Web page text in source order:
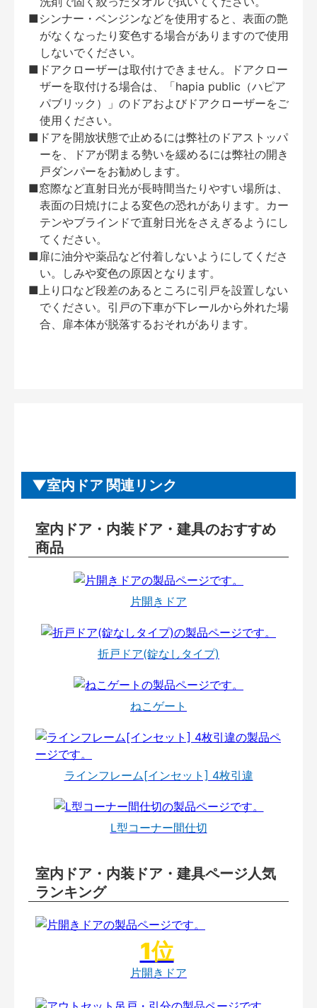
■シンナー・ベンジンなどを使用すると、表面の艶
がなくなったり変色する場合がありますので使用
しないでください。
■ドアクローザーは取付けできません。ドアクロー
ザーを取付ける場合は、「hapia public（ハピア
パブリック）」のドアおよびドアクローザーをご
使用ください。
■ドアを開放状態で止めるには弊社のドアストッパ
ーを、ドアが閉まる勢いを緩めるには弊社の開き
戸ダンパーをお勧めします。
■窓際など直射日光が長時間当たりやすい場所は、
表面の日焼けによる変色の恐れがあります。カー
テンやブラインドで直射日光をさえぎるようにし
てください。
■扉に油分や薬品など付着しないようにしてくださ
い。しみや変色の原因となります。
■上り口など段差のあるところに引戸を設置しない
でください。引戸の下車が下レールから外れた場
合、扉本体が脱落するおそれがあります。
室内ドア 関連リンク
室内ドア・内装ドア・建具のおすすめ
商品
片開きドア
折戸ドア(錠なしタイプ)
ねこゲート
ラインフレーム[インセット] 4枚引違
L型コーナー間仕切
室内ドア・内装ドア・建具ページ人気
ランキング
片開きドア